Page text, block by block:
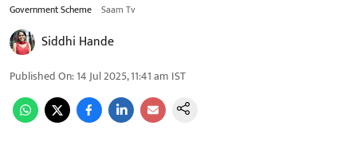
Government Scheme Saam Tv
Siddhi Hande
Published On:14 Jul 2025, 11:41 am IST